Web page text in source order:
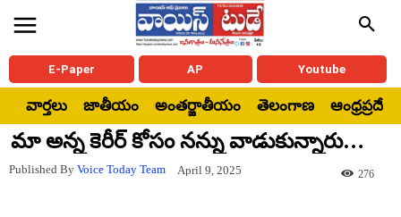
E-Paper AP Youtube
వార్తలు జాతీయం అంతర్జాతీయం తెలంగాణ ఆంధ్రప్రదేశ్
మా అన్న కెరీర్ కోసం నన్ను వాడుకున్నారు…
Published By Voice Today Team April 9, 2025 276